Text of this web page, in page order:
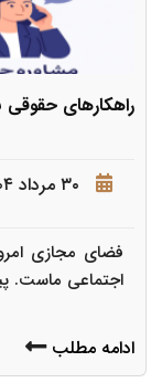
راهکارهای حقوقی
۳۰ مرداد ۱۴۰۴
فضای مجازی
اجتماعی ماست.
ادامه مطلب